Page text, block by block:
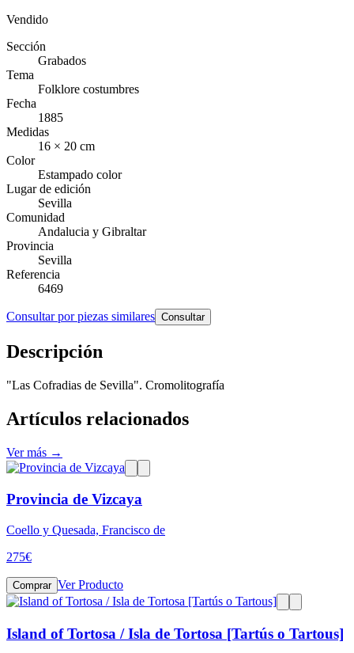
Vendido
Sección
Grabados
Tema
Folklore costumbres
Fecha
1885
Medidas
16 × 20 cm
Color
Estampado color
Lugar de edición
Sevilla
Comunidad
Andalucia y Gibraltar
Provincia
Sevilla
Referencia
6469
Consultar por piezas similares Consultar
Descripción
"Las Cofradias de Sevilla". Cromolitografía
Artículos relacionados
Ver más →
Provincia de Vizcaya
Coello y Quesada, Francisco de
275€
Comprar Ver Producto
Island of Tortosa / Isla de Tortosa [Tartús o Tartous]